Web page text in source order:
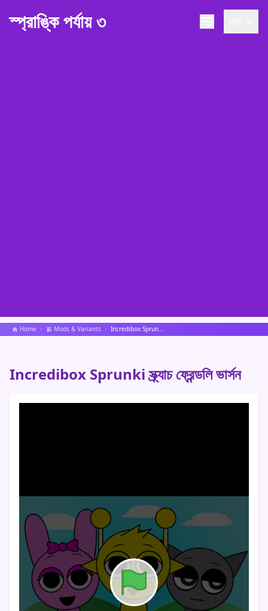
স্প্রাঙ্কি পর্যায় ৩
Home Mods & Variants Incredibox Sprunki স্ক্র্যাচ ফ্রেন্ডলি ভার্সন
Incredibox Sprunki স্ক্র্যাচ ফ্রেন্ডলি ভার্সন